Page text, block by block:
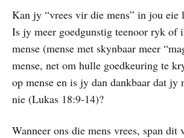
Kan jy “vrees vir die mens” in jou eie
Is jy meer goedgunstig teenoor ryk of
mense (mense met skynbaar meer
mense, net om hulle goedkeuring te
op mense en is jy dan dankbaar dat jy
nie (Lukas 18:9-14)?
Wanneer ons die mens vrees, span dit